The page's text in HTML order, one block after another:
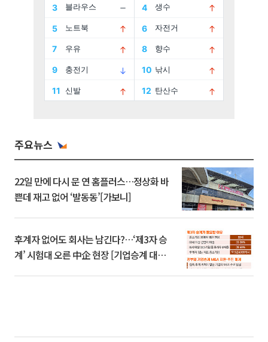
주요뉴스
22일 만에 다시 문 연 홈플러스…정상화 바
쁜데 재고 없어 ‘발동동’[가보니]
후계자 없어도 회사는 남긴다?…‘제3자 승
계’ 시험대 오른 中企 현장 [기업승계 대전